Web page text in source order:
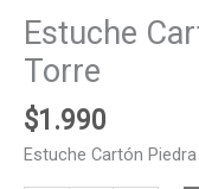
Estuche
Torre
$1.990
Estuche Cartón